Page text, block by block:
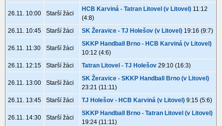
26.11. 10:00 Starší žáci
HCB Karviná - Tatran Litovel (v Litovel) 11:12
(4:8)
26.11. 10:45
Starší žáci SK Žeravice - TJ Holešov (v Litovel) 19:16 (9:7)
26.11. 11:30 Starší žáci
SKKP Handball Brno - HCB Karviná (v Litovel)
10:12 (4:6)
26.11. 12:15
Starší žáci Tatran Litovel - TJ Holešov 29:10 (16:3)
26.11. 13:00 Starší žáci
SK Žeravice - SKKP Handball Brno (v Litovel)
23:21 (11:11)
26.11. 13:45
Starší žáci TJ Holešov - HCB Karviná (v Litovel) 9:15 (5:6)
26.11. 14:30 Starší žáci
SKKP Handball Brno - Tatran Litovel (v Litovel)
19:24 (11:11)